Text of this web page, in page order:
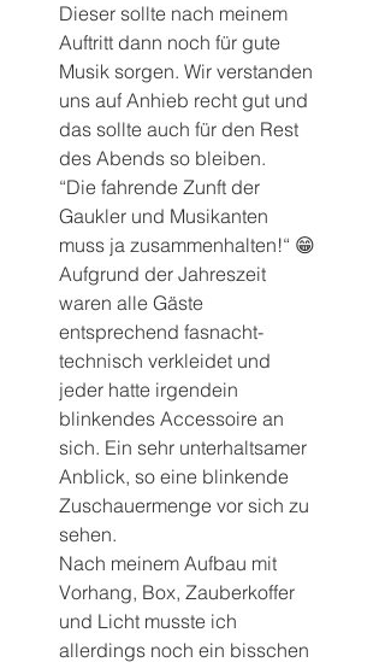
Dieser sollte nach meinem
Auftritt dann noch für gute
Musik sorgen. Wir verstanden
uns auf Anhieb recht gut und
das sollte auch für den Rest
des Abends so bleiben.
“Die fahrende Zunft der
Gaukler und Musikanten
muss ja zusammenhalten!“ 😁
Aufgrund der Jahreszeit
waren alle Gäste
entsprechend fasnacht-
technisch verkleidet und
jeder hatte irgendein
blinkendes Accessoire an
sich. Ein sehr unterhaltsamer
Anblick, so eine blinkende
Zuschauermenge vor sich zu
sehen.
Nach meinem Aufbau mit
Vorhang, Box, Zauberkoffer
und Licht musste ich
allerdings noch ein bisschen